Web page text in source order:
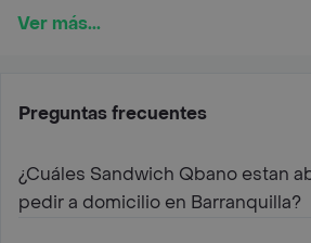
Ver más...
Preguntas frecuentes
¿Cuáles Sandwich Qbano estan
pedir a domicilio en Barranquilla?